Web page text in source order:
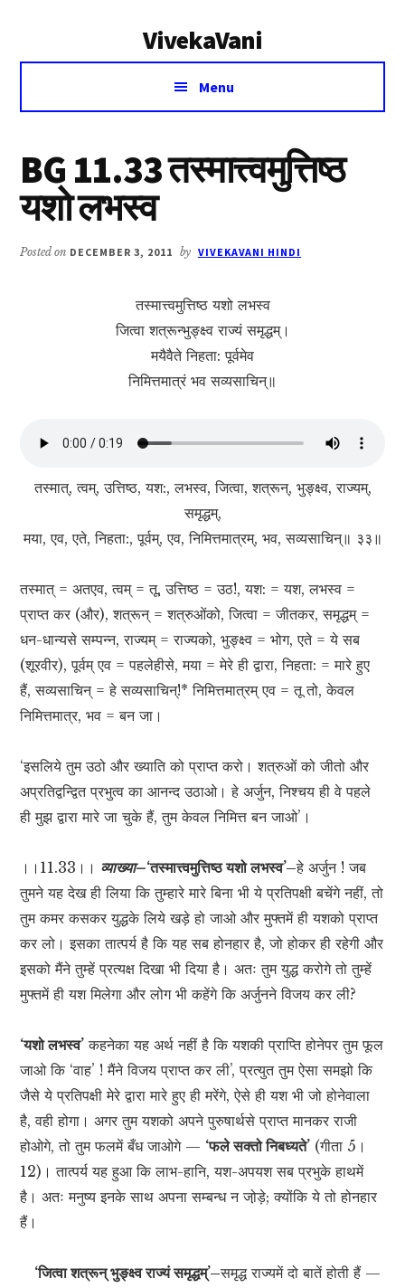
VivekaVani
Voice
Vivekananda
Menu
BG 11.33 तस्मात्त्वमुत्तिष्ठ
यशो लभस्व
Posted on DECEMBER 3, 2011 by VIVEKAVANI HINDI
तस्मात्त्वमुत्तिष्ठ यशो लभस्व
जित्वा शत्रून्भुङ्क्ष्व राज्यं समृद्धम्।
मयैवैते निहता: पूर्वमेव
निमित्तमात्रं भव सव्यसाचिन्॥
तस्मात्, त्वम्, उत्तिष्ठ, यश:, लभस्व, जित्वा, शत्रून्, भुङ्क्ष्व, राज्यम्,
समृद्धम्,
मया, एव, एते, निहता:, पूर्वम्, एव, निमित्तमात्रम्, भव, सव्यसाचिन्॥ ३३॥
तस्मात् = अतएव, त्वम् = तू, उत्तिष्ठ = उठ!, यश: = यश, लभस्व =
प्राप्त कर (और), शत्रून् = शत्रुओंको, जित्वा = जीतकर, समृद्धम् =
धन-धान्यसे सम्पन्न, राज्यम् = राज्यको, भुङ्क्ष्व = भोग, एते = ये सब
(शूरवीर), पूर्वम् एव = पहलेहीसे, मया = मेरे ही द्वारा, निहता: = मारे हुए
हैं, सव्यसाचिन् = हे सव्यसाचिन्!* निमित्तमात्रम् एव = तू तो, केवल
निमित्तमात्र, भव = बन जा।
‘इसलिये तुम उठो और ख्याति को प्राप्त करो। शत्रुओं को जीतो और
अप्रतिद्वन्द्वित प्रभुत्व का आनन्द उठाओ। हे अर्जुन, निश्चय ही वे पहले
ही मुझ द्वारा मारे जा चुके हैं, तुम केवल निमित्त बन जाओ’।
।।11.33।। व्याख्या–‘तस्मात्त्वमुत्तिष्ठ यशो लभस्व’–हे अर्जुन ! जब
तुमने यह देख ही लिया कि तुम्हारे मारे बिना भी ये प्रतिपक्षी बचेंगे नहीं, तो
तुम कमर कसकर युद्धके लिये खड़े हो जाओ और मुफ्तमें ही यशको प्राप्त
कर लो। इसका तात्पर्य है कि यह सब होनहार है, जो होकर ही रहेगी और
इसको मैंने तुम्हें प्रत्यक्ष दिखा भी दिया है। अतः तुम युद्ध करोगे तो तुम्हें
मुफ्तमें ही यश मिलेगा और लोग भी कहेंगे कि अर्जुनने विजय कर ली?
‘यशो लभस्व’ कहनेका यह अर्थ नहीं है कि यशकी प्राप्ति होनेपर तुम फूल
जाओ कि ‘वाह’ ! मैंने विजय प्राप्त कर ली’, प्रत्युत तुम ऐसा समझो कि
जैसे ये प्रतिपक्षी मेरे द्वारा मारे हुए ही मरेंगे, ऐसे ही यश भी जो होनेवाला
है, वही होगा। अगर तुम यशको अपने पुरुषार्थसे प्राप्त मानकर राजी
होओगे, तो तुम फलमें बँध जाओगे — ‘फले सक्तो निबध्यते’ (गीता 5।
12)। तात्पर्य यह हुआ कि लाभ-हानि, यश-अपयश सब प्रभुके हाथमें
है। अतः मनुष्य इनके साथ अपना सम्बन्ध न जो़ड़े; क्योंकि ये तो होनहार
हैं।
‘जित्वा शत्रून् भुङ्क्ष्व राज्यं समृद्धम्’–समृद्ध राज्यमें दो बातें होती हैं —